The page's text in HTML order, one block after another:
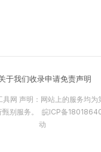
于我们收录申请免责声明
具网 声明：网站上的服务均为
别服务。 皖ICP备
动